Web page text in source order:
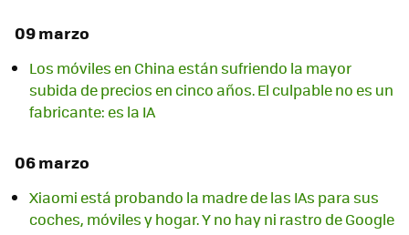
09 marzo
Los móviles en China están sufriendo la mayor
subida de precios en cinco años. El culpable no es un
fabricante: es la IA
06 marzo
Xiaomi está probando la madre de las IAs para sus
coches, móviles y hogar. Y no hay ni rastro de Google